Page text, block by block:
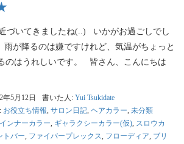
づいてきましたね(..) いかがお過ごしでし
が降るのは嫌ですけれど、気温がちょっと
のはうれしいです。 皆さん、こんにちは
年5月12日 書いた人: Yui Tsukidate
お役立ち情報, サロン日記, ヘアカラー, 未分類
インナーカラー, ギャラクシーカラー(仮), スロウカ
トバー, ファイバープレックス, フローディア, ブリ